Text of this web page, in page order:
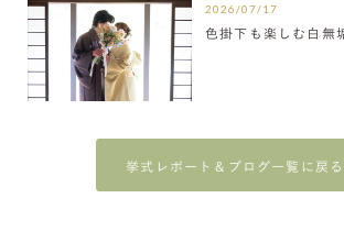
2026/07/17
色掛下も楽しむ白無
挙式レポート＆ブログ一覧に戻る